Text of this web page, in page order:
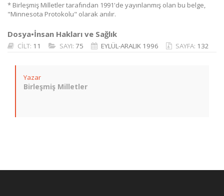
* Birleşmiş Milletler tarafından 1991'de yayınlanmış olan bu belge,
"Minnesota Protokolu" olarak anılır.
Dosya•İnsan Hakları ve Sağlık
CİLT: 11 SAYI: 75 EYLÜL-ARALIK 1996 SAYFA: 132
Yazar
Birleşmiş Milletler